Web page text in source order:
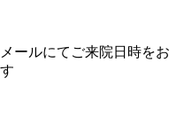
ールにてご来院日時をお